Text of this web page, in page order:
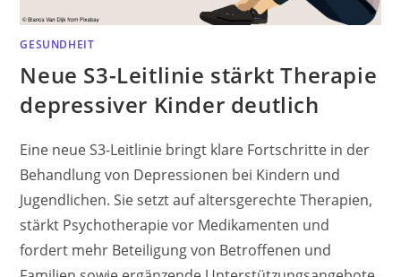
GESUNDHEIT
Neue S3-Leitlinie stärkt Therapie
depressiver Kinder deutlich
Eine neue S3-Leitlinie bringt klare Fortschritte in der
Behandlung von Depressionen bei Kindern und
Jugendlichen. Sie setzt auf altersgerechte Therapien,
stärkt Psychotherapie vor Medikamenten und
fordert mehr Beteiligung von Betroffenen und